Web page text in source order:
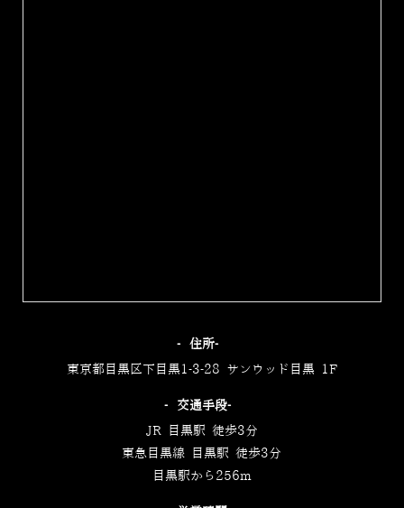
‐住所‐
東京都目黒区下目黒1-3-28 サンウッド目黒 1F
‐交通手段‐
JR 目黒駅 徒歩3分
東急目黒線 目黒駅 徒歩3分
目黒駅から256m